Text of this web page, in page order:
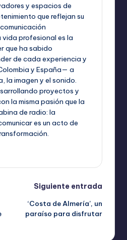
y espacios de
que reflejan su
vida profesional es la
que ha sabido
de cada experiencia y
y España— a
la imagen y el sonido.
proyectos y
la misma pasión que la
de radio: la
es un acto de
Siguiente entrada
‘Costa de Almería’, un
paraíso para disfrutar